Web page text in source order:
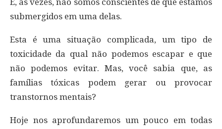
E, às vezes, não somos conscientes de que estamos
submergidos em uma delas.
Esta é uma situação complicada, um tipo de
toxicidade da qual não podemos escapar e que
não podemos evitar. Mas, você sabia que, as
famílias tóxicas podem gerar ou provocar
transtornos mentais?
Hoje nos aprofundaremos um pouco em todas